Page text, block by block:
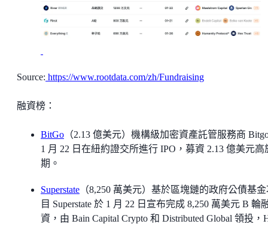
Source: https://www.rootdata.com/zh/Fundraising
融資榜：
BitGo （2.13 億美元）機構級加密資產託管服務商
1 月 22 日在紐約證交所進行 IPO，募資 2.13 億美元高
期。
Superstate （8,250 萬美元）基於區塊鏈的政府公債基
目 Superstate 於 1 月 22 日宣布完成 8,250 萬美元 B 輪
資，由 Bain Capital Crypto 和 Distributed Global 領投，